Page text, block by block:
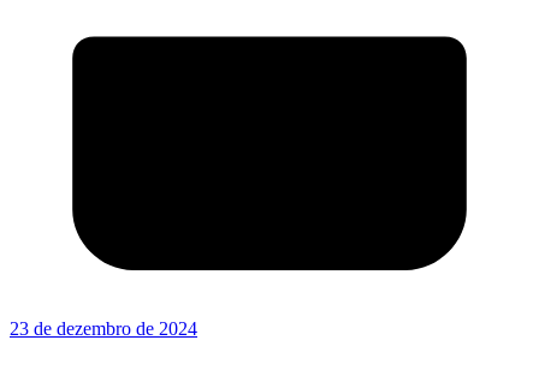
23 de dezembro de 2024